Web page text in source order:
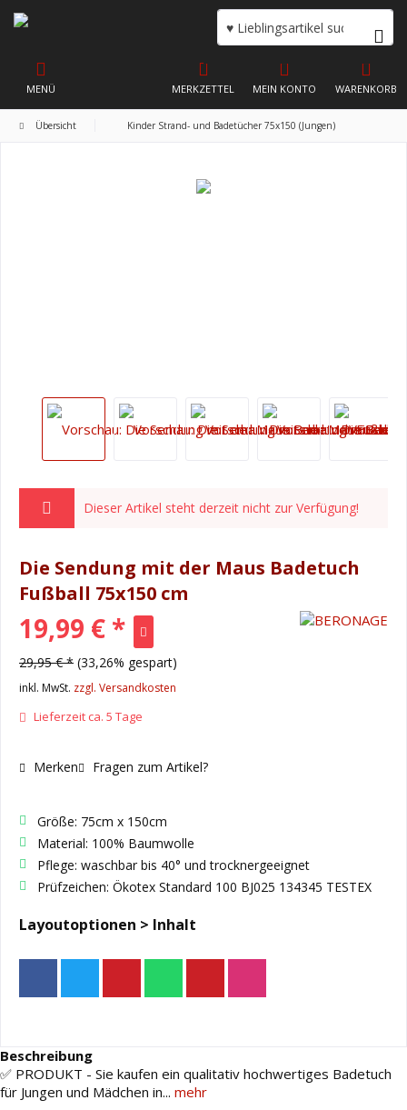
WARENKORB
MERKZETTEL MEIN KONTO
MENÜ
Übersicht Kinder Strand- und Badetücher 75x150 (Jungen)
Dieser Artikel steht derzeit nicht zur Verfügung!
Die Sendung mit der Maus Badetuch
Fußball 75x150 cm
19,99 € *
29,95 € * (33,26% gespart)
inkl. MwSt. zzgl. Versandkosten
Lieferzeit ca. 5 Tage
Merken Fragen zum Artikel?
Größe: 75cm x 150cm
Material: 100% Baumwolle
Pflege: waschbar bis 40° und trocknergeeignet
Prüfzeichen: Ökotex Standard 100 BJ025 134345 TESTEX
Layoutoptionen > Inhalt
Beschreibung
✅ PRODUKT - Sie kaufen ein qualitativ hochwertiges Badetuch
für Jungen und Mädchen in... mehr